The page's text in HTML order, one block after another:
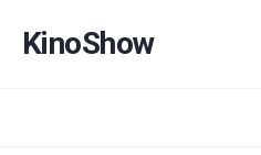
содержанию
KinoShow